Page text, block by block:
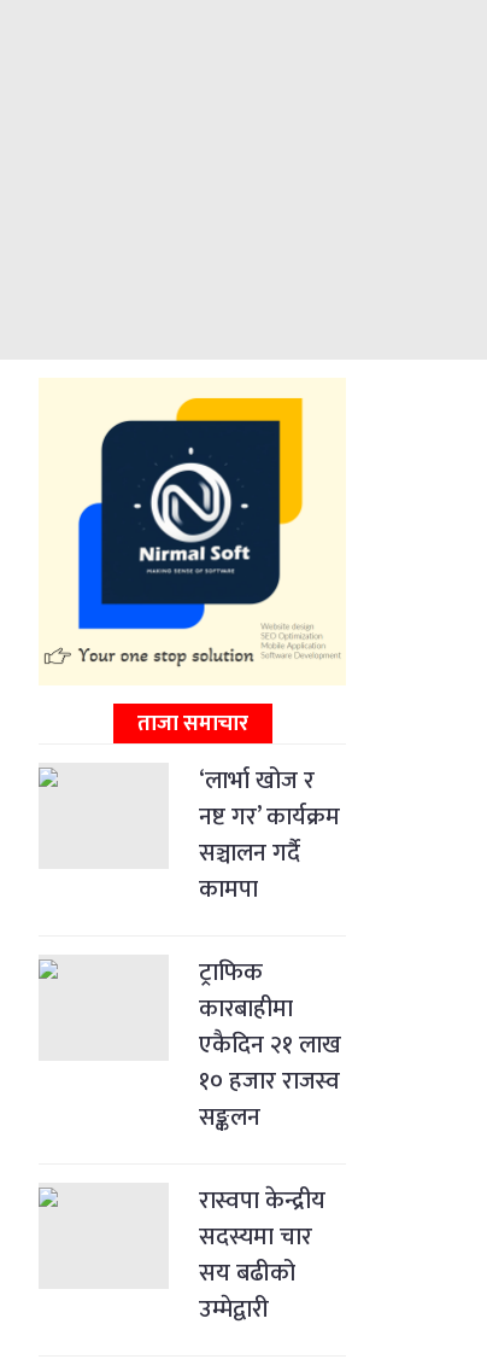
ताजा समाचार
‘लार्भा खोज र
नष्ट गर’ कार्यक्रम
सञ्चालन गर्दै
कामपा
ट्राफिक
कारबाहीमा
एकैदिन २१ लाख
१० हजार राजस्व
सङ्कलन
रास्वपा केन्द्रीय
सदस्यमा चार
सय बढीको
उम्मेद्वारी